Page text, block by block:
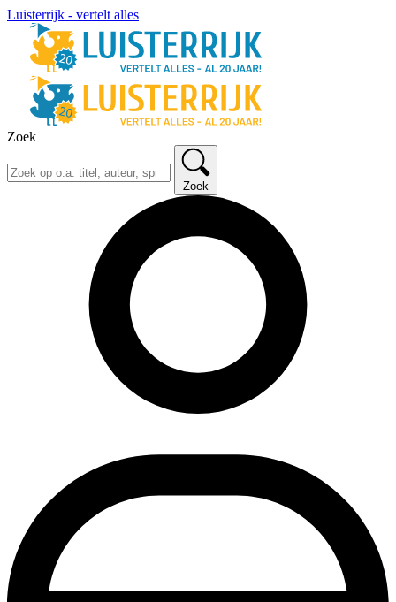
Luisterrijk - vertelt alles
Zoek
Zoek